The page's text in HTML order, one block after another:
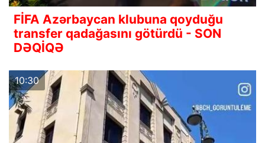
FİFA Azərbaycan klubuna qoyduğu
transfer qadağasını götürdü - SON
DƏQİQƏ
10:30